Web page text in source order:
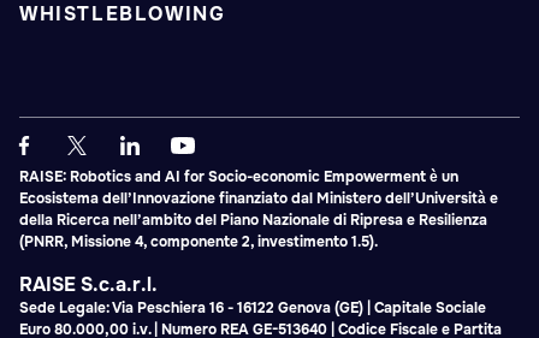
WHISTLEBLOWING
RAISE: Robotics and AI for Socio-economic Empowerment è un
Ecosistema dell’Innovazione finanziato dal Ministero dell’Università e
della Ricerca nell’ambito del Piano Nazionale di Ripresa e Resilienza
(PNRR, Missione 4, componente 2, investimento 1.5).
RAISE S.c.a.r.l.
Sede Legale: Via Peschiera 16 - 16122 Genova (GE) | Capitale Sociale
Euro 80.000,00 i.v. | Numero REA GE-513640 | Codice Fiscale e Partita